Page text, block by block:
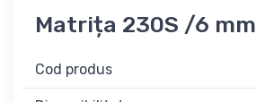
Matrița 230S /6 mm
Cod produs